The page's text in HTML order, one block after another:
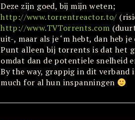
Deze zijn goed, bij mijn weten;
http://www.torrentreactor.to/
http://www.TVTorrents.com
uit-, maar als je ‘m hebt, dan heb je
Punt alleen bij torrents is dat het
omdat dan de potentiele snelheid
By the way, grappig in dit verband
much for al hun inspanningen